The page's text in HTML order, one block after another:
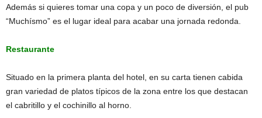
Además si quieres tomar una copa y un poco de diversión, el pub
“Muchísmo” es el lugar ideal para acabar una jornada redonda.
Restaurante
Situado en la primera planta del hotel, en su carta tienen cabida
gran variedad de platos típicos de la zona entre los que destacan
el cabritillo y el cochinillo al horno.